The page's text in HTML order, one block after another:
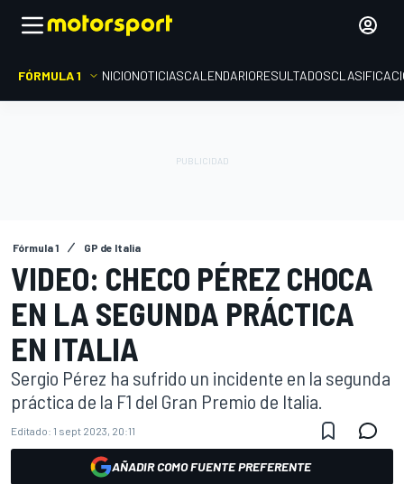
FÓRMULA 1 INICIONOTICIASCALENDARIORESULTADOS
Fórmula 1 GP de Italia
VIDEO: CHECO PÉREZ CHOCA
EN LA SEGUNDA PRÁCTICA
EN ITALIA
Sergio Pérez ha sufrido un incidente en la segunda
práctica de la F1 del Gran Premio de Italia.
Editado: 1 sept 2023, 20:11
AÑADIR COMO FUENTE PREFERENTE